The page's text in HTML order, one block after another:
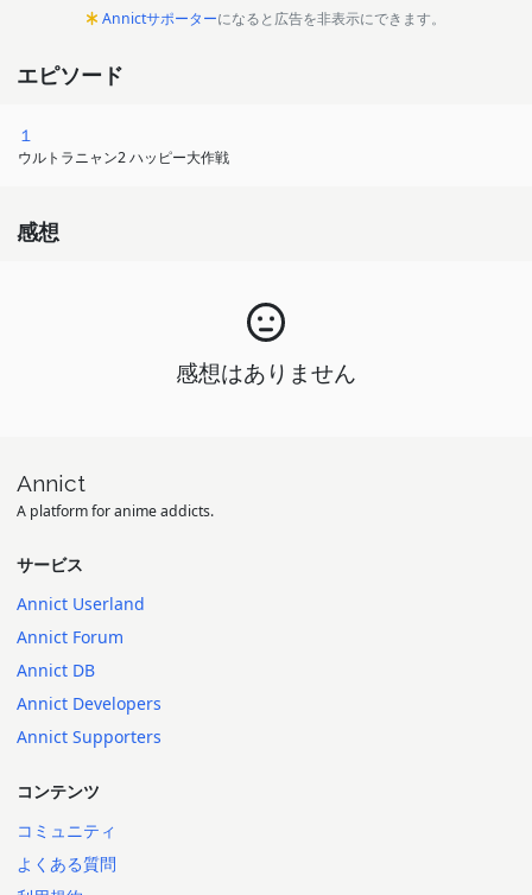
Annictサポーターになると広告を非表示にできます。
エピソード
１
ウルトラニャン2 ハッピー大作戦
感想
感想はありません
Annict
A platform for anime addicts.
サービス
Annict Userland
Annict Forum
Annict DB
Annict Developers
Annict Supporters
コンテンツ
コミュニティ
よくある質問